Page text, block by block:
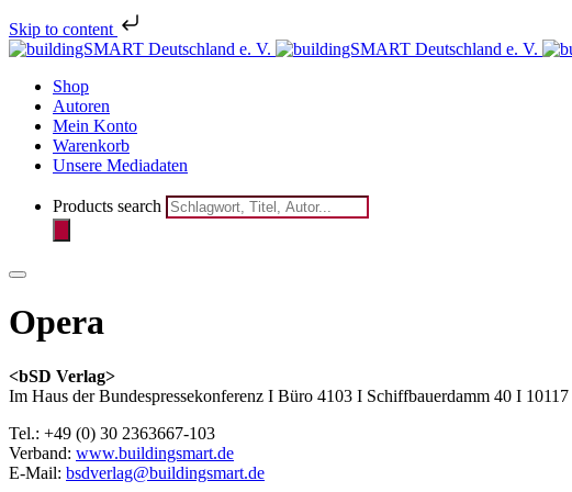
Skip to content
Shop
Autoren
Mein Konto
Warenkorb
Unsere Mediadaten
Products search
Opera
<bSD Verlag>
Im Haus der Bundespressekonferenz I Büro 4103 I Schiffbauerdamm 40 I
Tel.: +49 (0) 30 2363667-103
Verband: www.buildingsmart.de
E-Mail: bsdverlag@buildingsmart.de
Melden Sie sich